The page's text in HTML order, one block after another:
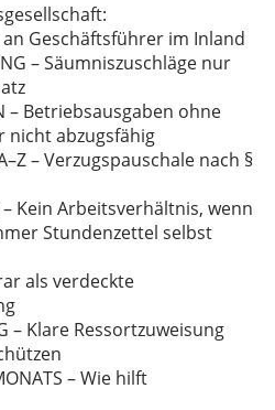
Geschäftsführer im Inland
– Säumniszuschläge nur
– Betriebsausgaben ohne
nicht abzugsfähig
– Verzugspauschale nach §
– Kein Arbeitsverhältnis, wenn
Stundenzettel selbst
als verdeckte
– Klare Ressortzuweisung
– Wie hilft